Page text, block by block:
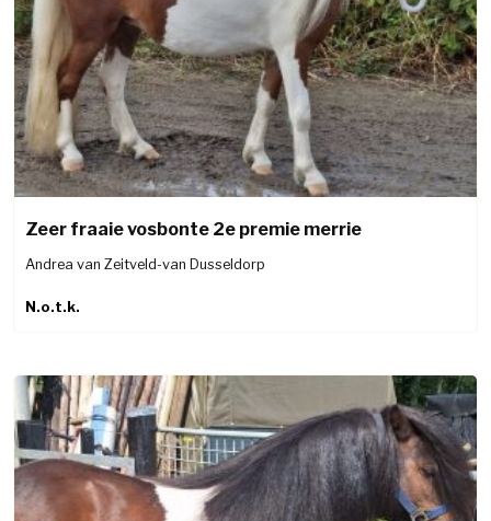
Zeer fraaie vosbonte 2e premie merrie
Andrea van Zeitveld-van Dusseldorp
N.o.t.k.